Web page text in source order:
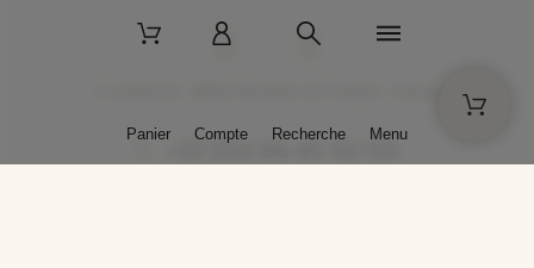
+33 (0)3 86 45 50 00
Panier Compte Recherche Menu